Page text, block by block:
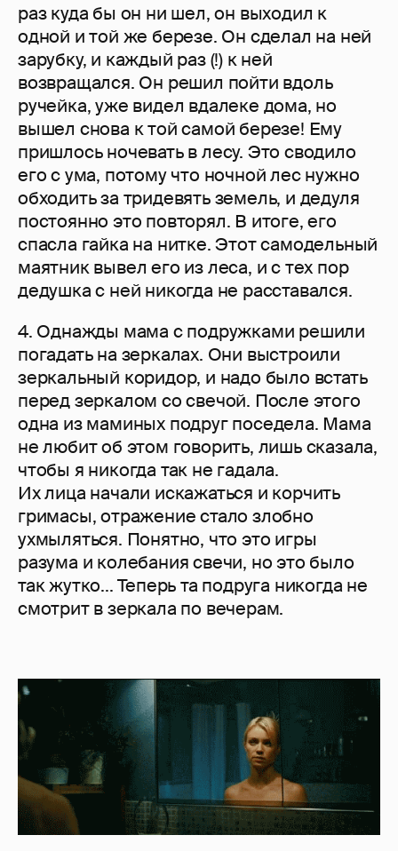
раз куда бы он ни шел, он выходил к
одной и той же березе. Он сделал на ней
зарубку, и каждый раз (!) к ней
возвращался. Он решил пойти вдоль
ручейка, уже видел вдалеке дома, но
вышел снова к той самой березе! Ему
пришлось ночевать в лесу. Это сводило
его с ума, потому что ночной лес нужно
обходить за тридевять земель, и дедуля
постоянно это повторял. В итоге, его
спасла гайка на нитке. Этот самодельный
маятник вывел его из леса, и с тех пор
дедушка с ней никогда не расставался.
4. Однажды мама с подружками решили
погадать на зеркалах. Они выстроили
зеркальный коридор, и надо было встать
перед зеркалом со свечой. После этого
одна из маминых подруг поседела. Мама
не любит об этом говорить, лишь сказала,
чтобы я никогда так не гадала.
Их лица начали искажаться и корчить
гримасы, отражение стало злобно
ухмыляться. Понятно, что это игры
разума и колебания свечи, но это было
так жутко... Теперь та подруга никогда не
смотрит в зеркала по вечерам.